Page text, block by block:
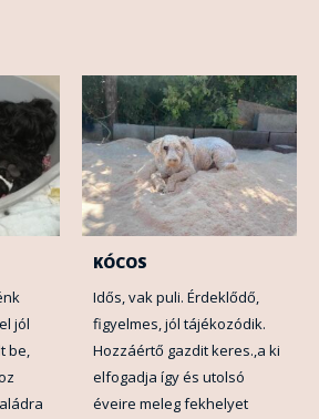
jól
be,
KÓCOS
Idős, vak puli. Érdeklődő,
figyelmes, jól tájékozódik.
Hozzáértő gazdit keres.,a ki
elfogadja így és utolsó
éveire meleg fekhelyet